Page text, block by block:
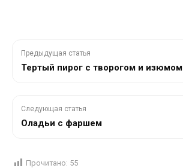
Предыдущая статья
Тертый пирог с творогом и изюмом
Следующая статья
Оладьи с фаршем
Прочитано: 55